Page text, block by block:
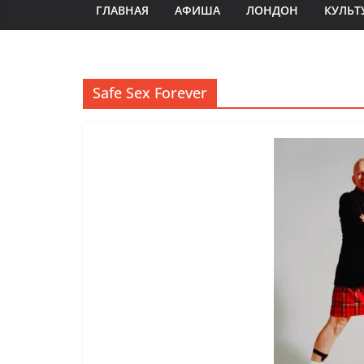
ГЛАВНАЯ АФИША ЛОНДОН
Safe Sex Forever